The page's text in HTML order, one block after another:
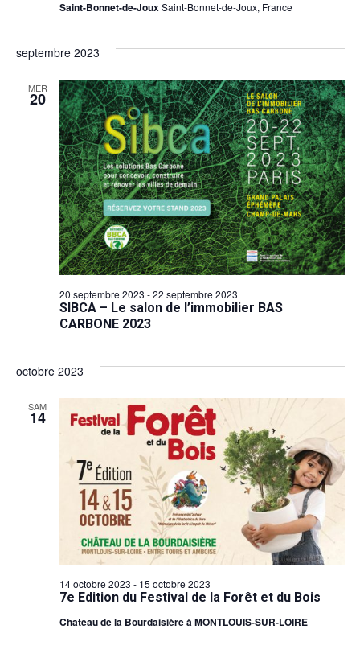
Saint-Bonnet-de-JouxSaint-Bonnet-de-Joux, France
septembre 2023
MER
20
SIBCA – Le salon de l’immobilier BAS
CARBONE 2023
20 septembre 2023 -22 septembre 2023
octobre 2023
SAM
14
7e Edition du Festival de la Forêt et du Bois
14 octobre 2023 - 15 octobre 2023
Château de la Bourdaisière à MONTLOUIS-SUR-LOIRE